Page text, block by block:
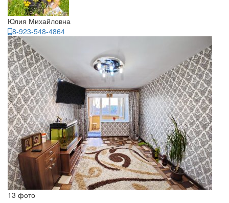
Юлия Михайловна
8-923-548-4864
13 фото